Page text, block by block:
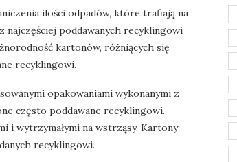
ilości odpadów, które trafiają na
najczęściej poddawanych recyklingowi
kartonów, różniących się
recyklingowi.
opakowaniami wykonanymi z
często poddawane recyklingowi.
i wytrzymałymi na wstrząsy. Kartony
recyklingowi.